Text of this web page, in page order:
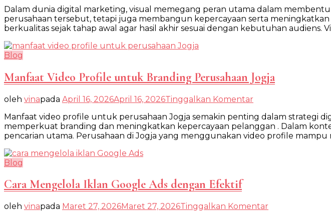
Shooting
Video
Profile
Dalam dunia digital marketing, visual memegang peran utama dalam
perusahaan tersebut, tetapi juga membangun kepercayaan serta
berkualitas sejak tahap awal agar hasil akhir sesuai dengan kebutuhan audiens.
Blog
Manfaat Video Profile untuk Branding Perusahaan Jogja
oleh vinapada April 16, 2026April 16, 2026Tinggalkan Komentar
Video
Profile
untuk
Manfaat video profile untuk perusahaan Jogja semakin penting dalam strategi
memperkuat branding dan meningkatkan kepercayaan pelanggan . Dalam
pencarian utama. Perusahaan di Jogja yang menggunakan video profile
Blog
Cara Mengelola Iklan Google Ads dengan Efektif
oleh vinapada Maret 27, 2026Maret 27, 2026Tinggalkan Komentar